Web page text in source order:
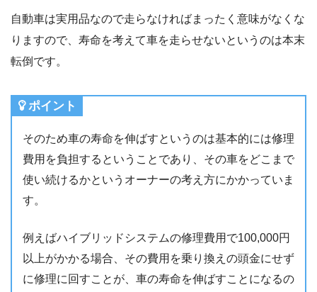
自動車は実用品なので走らなければまったく意味がなくな
りますので、寿命を考えて車を走らせないというのは本末
転倒です。
ポイント
そのため車の寿命を伸ばすというのは基本的には修理
費用を負担するということであり、その車をどこまで
使い続けるかというオーナーの考え方にかかっていま
す。
例えばハイブリッドシステムの修理費用で100,000円
以上がかかる場合、その費用を乗り換えの頭金にせず
に修理に回すことが、車の寿命を伸ばすことになるの